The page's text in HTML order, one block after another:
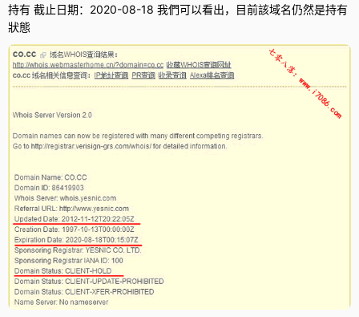
持有 截止日期：2020-08-18 我們可以看出，目前該域名仍然是持有
狀態